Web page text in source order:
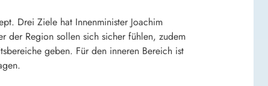
Drei Ziele hat Innenminister Joachim
der Region sollen sich sicher fühlen, zudem
geben. Für den inneren Bereich ist